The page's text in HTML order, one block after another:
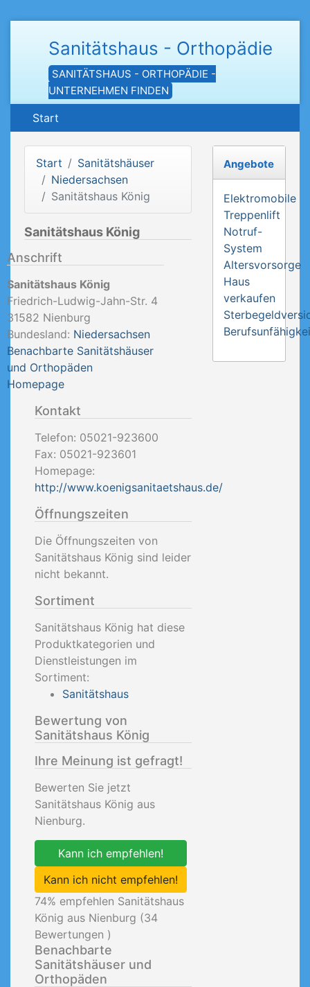
Sanitätshaus - Orthopädie
SANITÄTSHAUS - ORTHOPÄDIE -
UNTERNEHMEN FINDEN
Start
Start
Sanitätshäuser
Niedersachsen
Sanitätshaus König
Sanitätshaus König
Anschrift
Sanitätshaus König
Friedrich-Ludwig-Jahn-Str. 4
31582 Nienburg
Bundesland: Niedersachsen
Benachbarte Sanitätshäuser
und Orthopäden
Homepage
Kontakt
Telefon: 05021-923600
Fax: 05021-923601
Homepage:
http://www.koenigsanitaetshaus.de/
Öffnungszeiten
Die Öffnungszeiten von
Sanitätshaus König sind leider
nicht bekannt.
Sortiment
Sanitätshaus König hat diese
Produktkategorien und
Dienstleistungen im
Sortiment:
Sanitätshaus
Bewertung von
Sanitätshaus König
Ihre Meinung ist gefragt!
Bewerten Sie jetzt
Sanitätshaus König aus
Nienburg.
Kann ich empfehlen!
Kann ich nicht empfehlen!
74% empfehlen Sanitätshaus
König aus Nienburg (34
Bewertungen )
Benachbarte
Sanitätshäuser und
Orthopäden
Angebote
Elektromobile
Treppenlift
Notruf-
System
Altersvorsorge
Haus
verkaufen